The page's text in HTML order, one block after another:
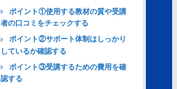
ポイント①使用する教材の質や受講
者の口コミをチェックする
ポイント②サポート体制はしっかり
しているか確認する
ポイント③受講するための費用を確
認する